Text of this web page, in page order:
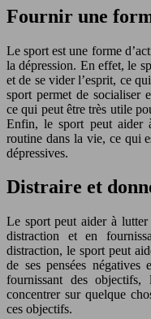
Fournir une
Le sport est une forme
la dépression. En effet, le
et de se vider l’esprit, ce
sport permet de socialiser
ce qui peut être très utile
Enfin, le sport peut aider
routine dans la vie, ce qui
dépressives.
Distraire et
Le sport peut aider à lutter
distraction et en
distraction, le sport peut
de ses pensées négatives
fournissant des
concentrer sur quelque
ces objectifs.